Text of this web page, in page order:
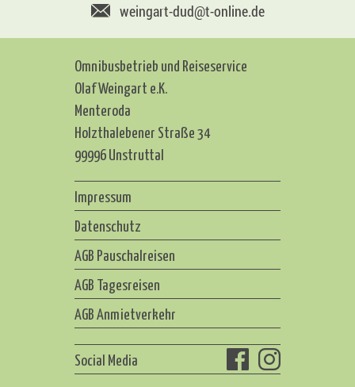
weingart-dud@t-online.de
Omnibusbetrieb und Reiseservice
Olaf Weingart e.K.
Menteroda
Holzthalebener Straße 34
99996 Unstruttal
Impressum
Datenschutz
AGB Pauschalreisen
AGB Tagesreisen
AGB Anmietverkehr
Social Media